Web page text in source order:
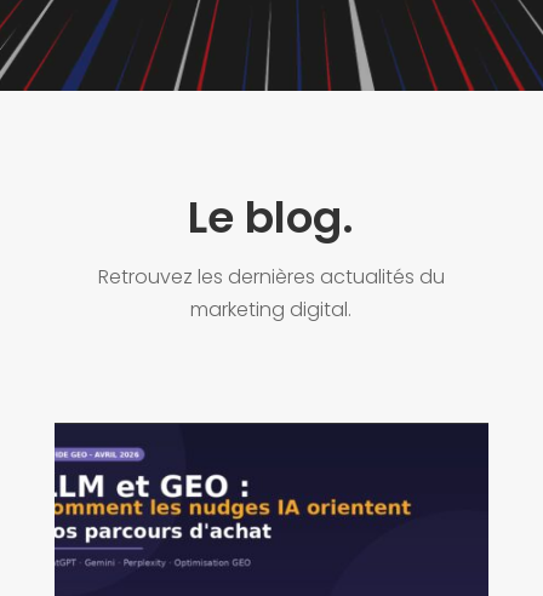
Le blog.
Retrouvez les dernières actualités du
marketing digital.